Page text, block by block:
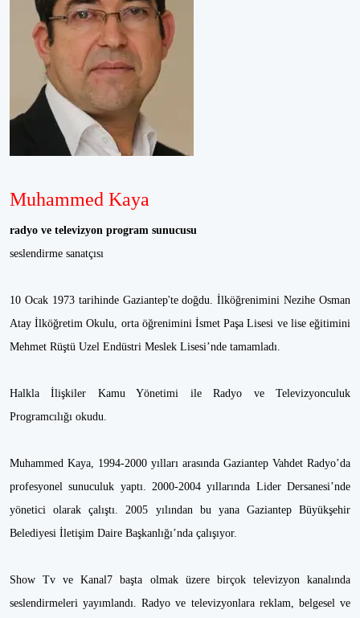
Muhammed Kaya
radyo ve televizyon program sunucusu
seslendirme sanatçısı
10 Ocak 1973 tarihinde Gaziantep'te doğdu. İlköğrenimini Nezihe Osman
Atay İlköğretim Okulu, orta öğrenimini İsmet Paşa Lisesi ve lise eğitimini
Mehmet Rüştü Uzel Endüstri Meslek Lisesi’nde tamamladı.
Halkla İlişkiler Kamu Yönetimi ile Radyo ve Televizyonculuk
Programcılığı okudu.
Muhammed Kaya, 1994-2000 yılları arasında Gaziantep Vahdet Radyo’da
profesyonel sunuculuk yaptı. 2000-2004 yıllarında Lider Dersanesi’nde
yönetici olarak çalıştı. 2005 yılından bu yana Gaziantep Büyükşehir
Belediyesi İletişim Daire Başkanlığı’nda çalışıyor.
Show Tv ve Kanal7 başta olmak üzere birçok televizyon kanalında
seslendirmeleri yayımlandı. Radyo ve televizyonlara reklam, belgesel ve